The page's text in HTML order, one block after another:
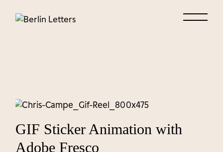
GIF Sticker Animation with
Adobe Fresco